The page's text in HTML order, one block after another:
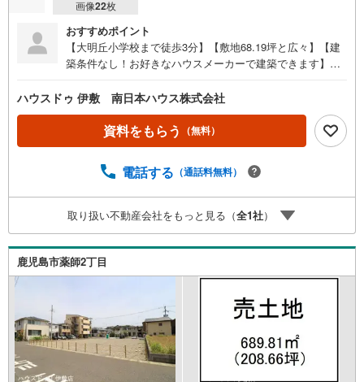
画像22枚
おすすめポイント
【大明丘小学校まで徒歩3分】【敷地68.19坪と広々】【建
築条件なし！お好きなハウスメーカーで建築できます】・
校まで徒歩3分（約220m）・吉野中学校まで徒歩32分（約2
500m）・鹿児島大明丘郵便局まで徒歩6分（約460m）・よ
しどめ歯科 大明丘本院まで徒歩6分（約460m）・ファミリ
ーマート 大明ヶ丘店まで徒歩8分（約570m）・セブンイレ
ストア大明ヶ丘店まで徒歩8分（約580m）・タイヨー吉野
1分（約830m）・鹿児島県立東高等学校まで徒歩12分（約9
10m） 買替の方、自己資金の少ない方、勤続年数短い方、
ンに落ちてしまった方など、お気軽にご相談ください 「お
家探し」「ご売却」は 地域密着型不動産 南日本ハウス伊
ハウスドゥ 伊敷 南日本ハウス株式会社
資料をもらう （無料）
電話する （通話料無料）
取り扱い不動産会社をもっと見る（全1社）
鹿児島市薬師2丁目